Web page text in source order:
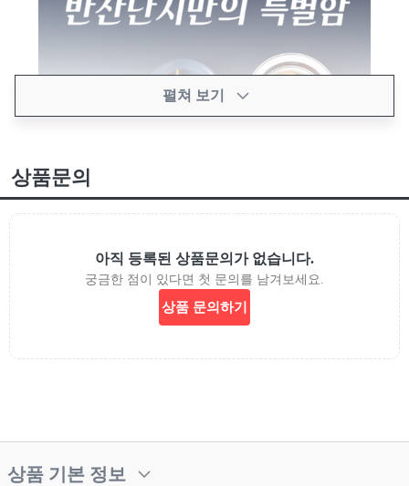
펼쳐 보기
상품문의
아직 등록된 상품문의가 없습니다.
궁금한 점이 있다면 첫 문의를 남겨보세요.
상품 문의하기
상품 기본 정보